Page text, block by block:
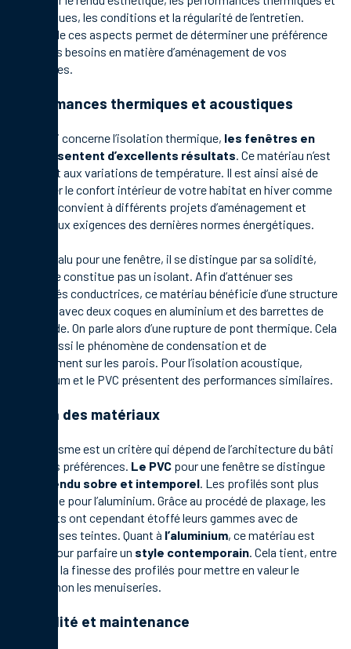
acoustiques, les conditions et la régularité de l’entretien.
Chacun de ces aspects permet de déterminer une préférence
selon vos besoins en matière d’aménagement de vos
ouvertures.
Performances thermiques et acoustiques
En ce qui concerne l’isolation thermique, les fenêtres en
PVC présentent d’excellents résultats. Ce matériau n’est
pas sujet aux variations de température. Il est ainsi aisé de
préserver le confort intérieur de votre habitat en hiver comme
en été. Il convient à différents projets d’aménagement et
répond aux exigences des dernières normes énergétiques.
Quant à l’alu pour une fenêtre, il se distingue par sa solidité,
mais il ne constitue pas un isolant. Afin d’atténuer ses
propriétés conductrices, ce matériau bénéficie d’une structure
spéciale avec deux coques en aluminium et des barrettes de
polyamide. On parle alors d’une rupture de pont thermique. Cela
réduit aussi le phénomène de condensation et de
ruissellement sur les parois. Pour l’isolation acoustique,
l’aluminium et le PVC présentent des performances similaires.
Design des matériaux
L’esthétisme est un critère qui dépend de l’architecture du bâti
et de vos préférences. Le PVC pour une fenêtre se distingue
rendu sobre et intemporel. Les profilés sont plus
larges que pour l’aluminium. Grâce au procédé de plaxage, les
fabricants ont cependant étoffé leurs gammes avec de
nombreuses teintes. Quant à l’aluminium, ce matériau est
réputé pour parfaire un style contemporain. Cela tient, entre
autres, à la finesse des profilés pour mettre en valeur le
vitrage, non les menuiseries.
Durabilité et maintenance